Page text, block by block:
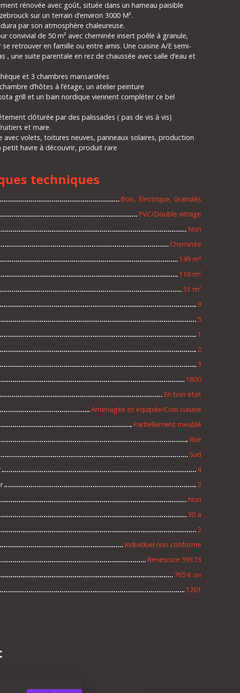
rénovée avec goût, située dans un hameau paisible
sur un terrain d’environ 3000 M².
par son atmosphère chaleureuse.
convivial de 50 m² avec cheminée insert poêle à granule,
retrouver en famille ou entre amis. Une cuisine A/E semi-
, une suite parentale en rez de chaussée avec salle d’eau et
et 3 chambres mansardées
d’hôtes à l’étage, un atelier peinture
grill et un bain nordique viennent compléter ce bel
clôturée par des palissades ( pas de vis à vis)
et mare.
avec volets, toitures neuves, panneaux solaires, production
petit havre à découvrir, produit rare
techniques
Bois, Electrique, Granulés
PVC/Double vitrage
Non
Cheminée
149 m²
116 m²
51 m²
9
5
1
2
3
1800
En bon état
Aménagée et équipée/Coin cuisine
Partiellement meublé
Rue
Sud
4
2
Non
30 a
2
Individuel non conforme
Renescure 59173
765 € /an
1201